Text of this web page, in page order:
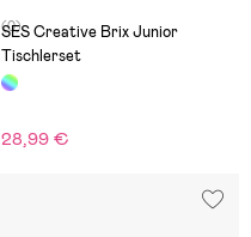
(0)
SES Creative Brix Junior
Tischlerset
28,99 €